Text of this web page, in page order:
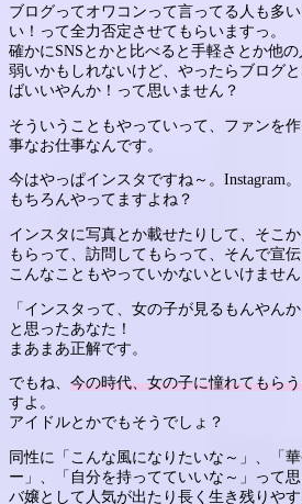
ブログってオワコンって言ってる人も多
い！って全力否定させてもらいますっ。
確かにSNSとかと比べると手軽さとか他
弱いかもしれないけど、やったらブログ
ばいいやんか！って思いません？
そういうこともやっていって、ファンを
事なお仕事なんです。
今はやっぱインスタですね～。Instagram。
もちろんやってますよね？
インスタに写真とか載せたりして、そこ
もらって、訪問してもらって、そんで宣伝
こんなこともやっていかないといけません
「インスタって、女の子が見るもんやん
と思ったあなた！
まあまあ正解です。
でもね、 今の時代、女の子に憧れてもら
すよ。
アイドルとかでもそうでしょ？
同性に「こんな風になりたいな～」、「
ー」、「自分を持ってていいな～」って
バ嬢として人気が出たり長く生き残りやす